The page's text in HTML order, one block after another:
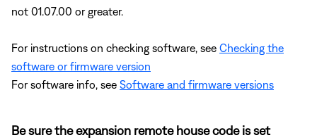
not 01.07.00 or greater.
For instructions on checking software, see Checking the
software or firmware version
For software info, see Software and firmware versions
Be sure the expansion remote house code is set